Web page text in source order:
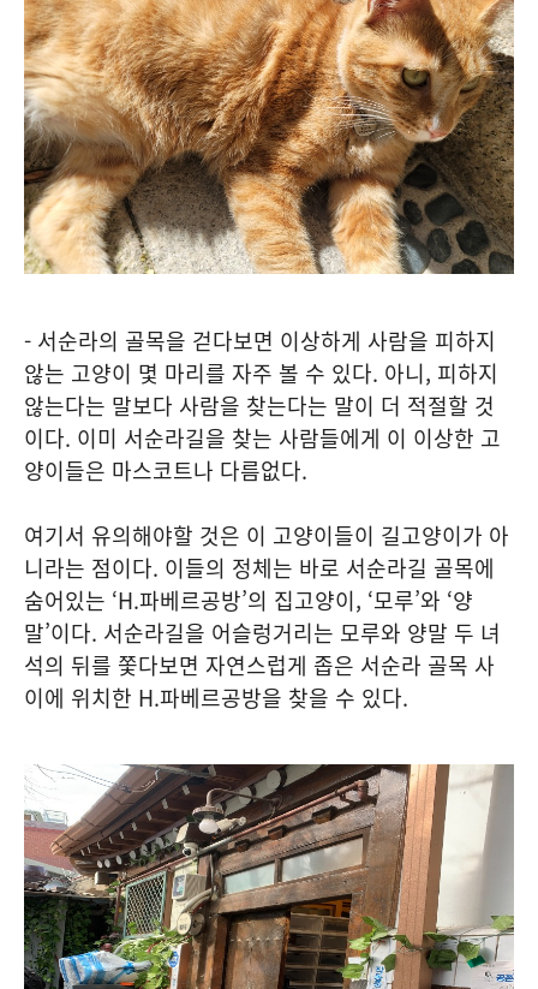
- 서순라의 골목을 걷다보면 이상하게 사람을 피하지
않는 고양이 몇 마리를 자주 볼 수 있다. 아니, 피하지
않는다는 말보다 사람을 찾는다는 말이 더 적절할 것
이다. 이미 서순라길을 찾는 사람들에게 이 이상한 고
양이들은 마스코트나 다름없다.
여기서 유의해야할 것은 이 고양이들이 길고양이가 아
니라는 점이다. 이들의 정체는 바로 서순라길 골목에
숨어있는 ‘H.파베르공방’의 집고양이, ‘모루’와 ‘양
말’이다. 서순라길을 어슬렁거리는 모루와 양말 두 녀
석의 뒤를 쫓다보면 자연스럽게 좁은 서순라 골목 사
이에 위치한 H.파베르공방을 찾을 수 있다.